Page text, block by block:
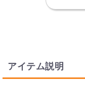
合わせた内容が載っ
アイテム説明